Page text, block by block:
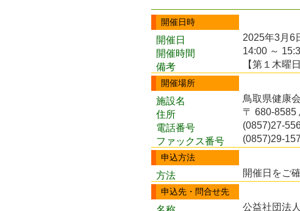
開催日時
開催日
2025年3月6
開催時間
14:00 ～
備考
【第１木
開催場所
施設名
鳥取県健康
住所
〒 680-8585
電話番号
(0857)27-
ファックス番号
(0857)29-
申込方法
方法 開催日をご
申込先・問合せ先
公益社団法